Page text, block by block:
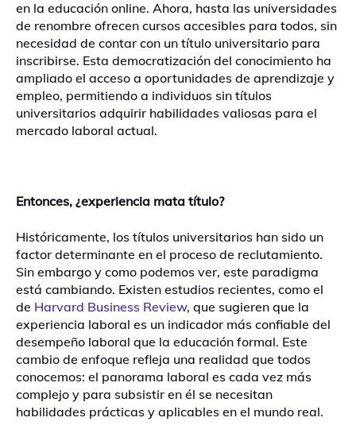
en la educación online. Ahora, hasta las universidades
de renombre ofrecen cursos accesibles para todos, sin
necesidad de contar con un título universitario para
inscribirse. Esta democratización del conocimiento ha
ampliado el acceso a oportunidades de aprendizaje y
empleo, permitiendo a individuos sin títulos
universitarios adquirir habilidades valiosas para el
mercado laboral actual.
Entonces, ¿experiencia mata título?
Históricamente, los títulos universitarios han sido un
factor determinante en el proceso de reclutamiento.
Sin embargo y como podemos ver, este paradigma
está cambiando. Existen estudios recientes, como el
de Harvard Business Review, que sugieren que la
experiencia laboral es un indicador más confiable del
desempeño laboral que la educación formal. Este
cambio de enfoque refleja una realidad que todos
conocemos: el panorama laboral es cada vez más
complejo y para subsistir en él se necesitan
habilidades prácticas y aplicables en el mundo real.